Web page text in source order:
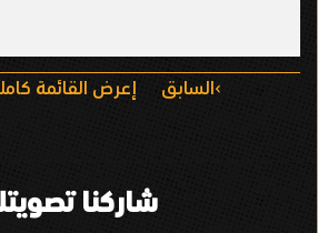
السابق إعرض القائمة
شاركنا